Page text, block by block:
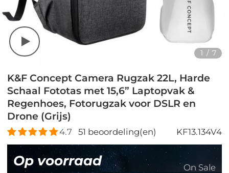
1 / 7
K&F Concept Camera Rugzak 22L, Harde
Schaal Fototas met 15,6” Laptopvak &
Regenhoes, Fotorugzak voor DSLR en
Drone (Grijs)
4.7 51 beoordeling(en) KF13.134V4
Op voorraad On Sale